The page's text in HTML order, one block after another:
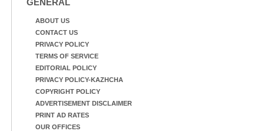
ABOUT US
CONTACT US
PRIVACY POLICY
TERMS OF SERVICE
EDITORIAL POLICY
PRIVACY POLICY-KAZHCHA
COPYRIGHT POLICY
ADVERTISEMENT DISCLAIMER
PRINT AD RATES
OUR OFFICES